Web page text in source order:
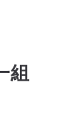
組